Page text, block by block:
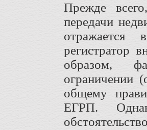
Прежде
передачи
регистратор
образом,
ограничении
общему
ЕГРП.